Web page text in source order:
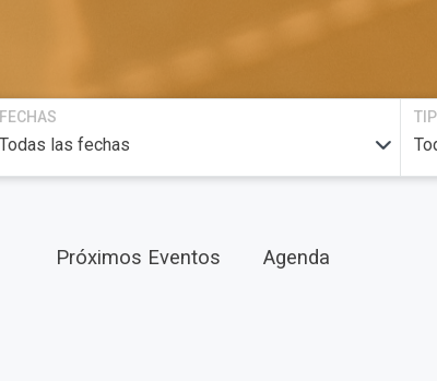
FECHAS
Próximos Eventos Agenda